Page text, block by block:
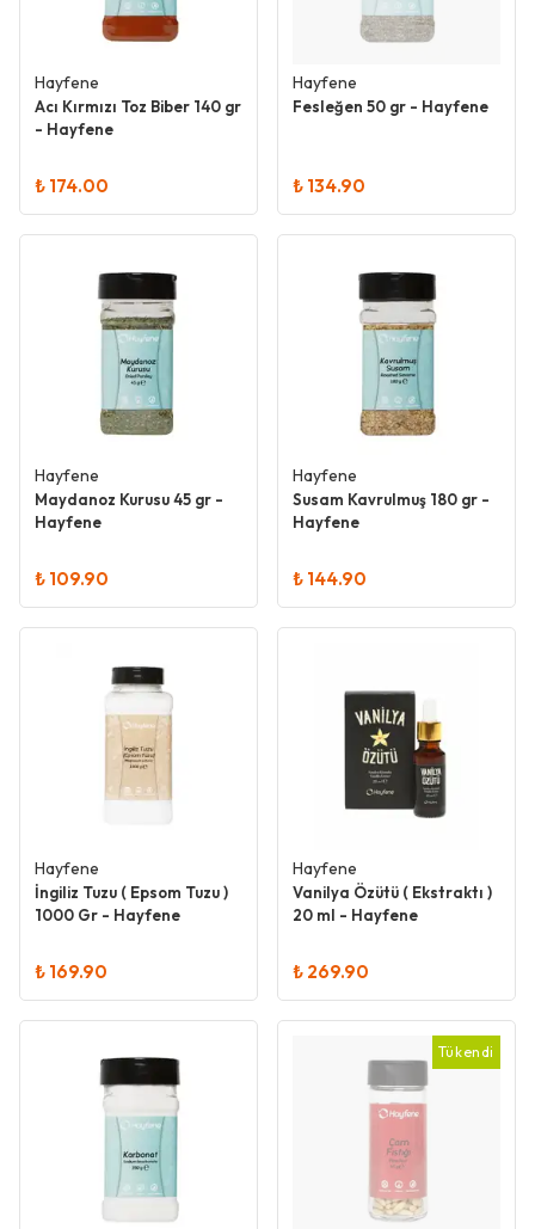
Hayfene
Acı Kırmızı Toz Biber 140 gr
- Hayfene
₺ 174.00
Hayfene
Fesleğen 50 gr - Hayfene
₺ 134.90
Hayfene
Maydanoz Kurusu 45 gr -
Hayfene
₺ 109.90
Hayfene
Susam Kavrulmuş 180 gr -
Hayfene
₺ 144.90
Hayfene
İngiliz Tuzu ( Epsom Tuzu )
1000 Gr - Hayfene
₺ 169.90
Hayfene
Vanilya Özütü ( Ekstraktı )
20 ml - Hayfene
₺ 269.90
Tükendi